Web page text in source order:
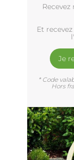
Et
Je
* Code
Hors